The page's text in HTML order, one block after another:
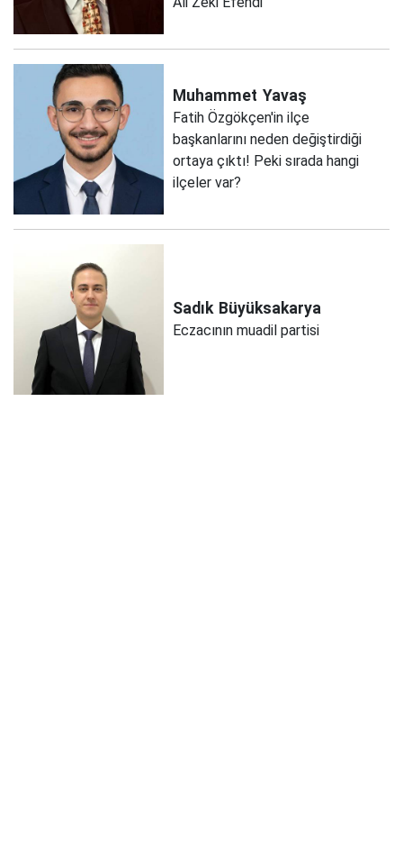
Muhammet Yavaş
Fatih Özgökçen'in ilçe
başkanlarını neden değiştirdiği
ortaya çıktı! Peki sırada hangi
ilçeler var?
Sadık Büyüksakarya
Eczacının muadil partisi